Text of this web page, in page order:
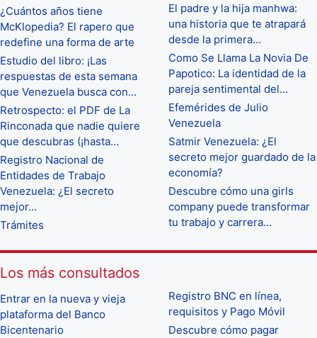
¿Cuántos años tiene
McKlopedia? El rapero que
redefine una forma de arte
Estudio del libro: ¡Las
respuestas de esta semana
que Venezuela busca con…
Retrospecto: el PDF de La
Rinconada que nadie quiere
que descubras (¡hasta…
Registro Nacional de
Entidades de Trabajo
Venezuela: ¿El secreto
mejor…
Trámites
El padre y la hija manhwa:
una historia que te atrapará
desde la primera…
Como Se Llama La Novia De
Papotico: La identidad de la
pareja sentimental del…
Efemérides de Julio
Venezuela
Satmir Venezuela: ¿El
secreto mejor guardado de la
economía?
Descubre cómo una girls
company puede transformar
tu trabajo y carrera…
Los más consultados
Entrar en la nueva y vieja
plataforma del Banco
Bicentenario
Registro BNC en línea,
requisitos y Pago Móvil
Descubre cómo pagar